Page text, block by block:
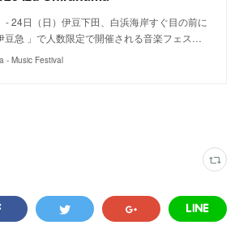
- 24日（日）伊豆下田、白浜海岸すぐ目の前に
豆急 」で人数限定で開催される音楽フェス…
- Music Festival